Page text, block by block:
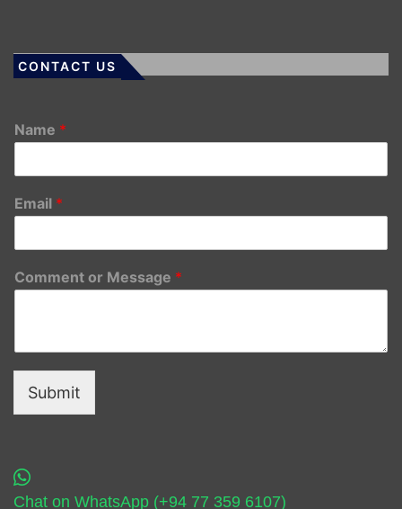
CONTACT US
Name *
Email *
Comment or Message *
Submit
Chat on WhatsApp (+94 77 359 6107)